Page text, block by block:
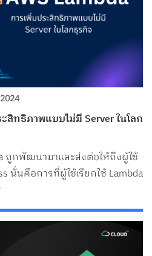
สิทธิภาพแบบไม่มี Server ในโลก
ถูกพัฒนามาและส่งต่อให้ถึงผู้ใช้
นั่นคือการที่ผู้ใช้เรียกใช้ Lambda